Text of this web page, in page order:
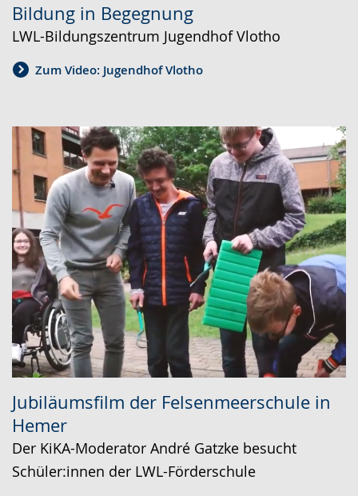
Bildung in Begegnung
LWL-Bildungszentrum Jugendhof Vlotho
Zum Video: Jugendhof Vlotho
Jubiläumsfilm der Felsenmeerschule in
Hemer
Der KiKA-Moderator André Gatzke besucht
Schüler:innen der LWL-Förderschule